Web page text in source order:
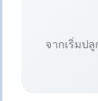
จากเริ่มป